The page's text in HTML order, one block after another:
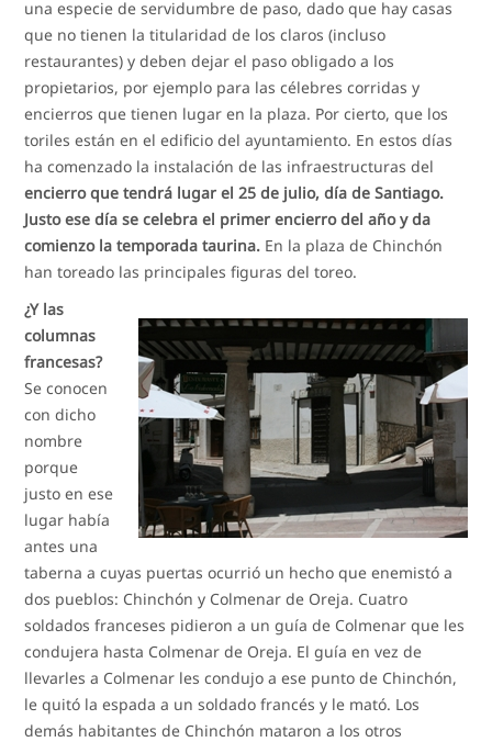
una especie de servidumbre de paso, dado que hay casas
que no tienen la titularidad de los claros (incluso
restaurantes) y deben dejar el paso obligado a los
propietarios, por ejemplo para las célebres corridas y
encierros que tienen lugar en la plaza. Por cierto, que los
toriles están en el edificio del ayuntamiento. En estos días
ha comenzado la instalación de las infraestructuras del
encierro que tendrá lugar el 25 de julio, día de Santiago.
Justo ese día se celebra el primer encierro del año y da
comienzo la temporada taurina. En la plaza de Chinchón
han toreado las principales figuras del toreo.
¿Y las
columnas
francesas?
Se conocen
con dicho
nombre
porque
justo en ese
lugar había
antes una
taberna a cuyas puertas ocurrió un hecho que enemistó a
dos pueblos: Chinchón y Colmenar de Oreja. Cuatro
soldados franceses pidieron a un guía de Colmenar que les
condujera hasta Colmenar de Oreja. El guía en vez de
llevarles a Colmenar les condujo a ese punto de Chinchón,
le quitó la espada a un soldado francés y le mató. Los
demás habitantes de Chinchón mataron a los otros